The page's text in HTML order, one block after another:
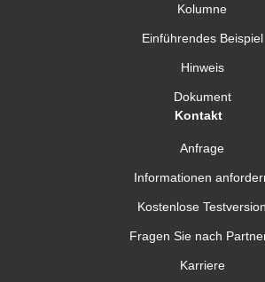
Kolumne
Einführendes Beispiel
Hinweis
Dokument
Kontakt
Anfrage
Informationen
Kostenlose Testversion
Fragen Sie nach
Karriere